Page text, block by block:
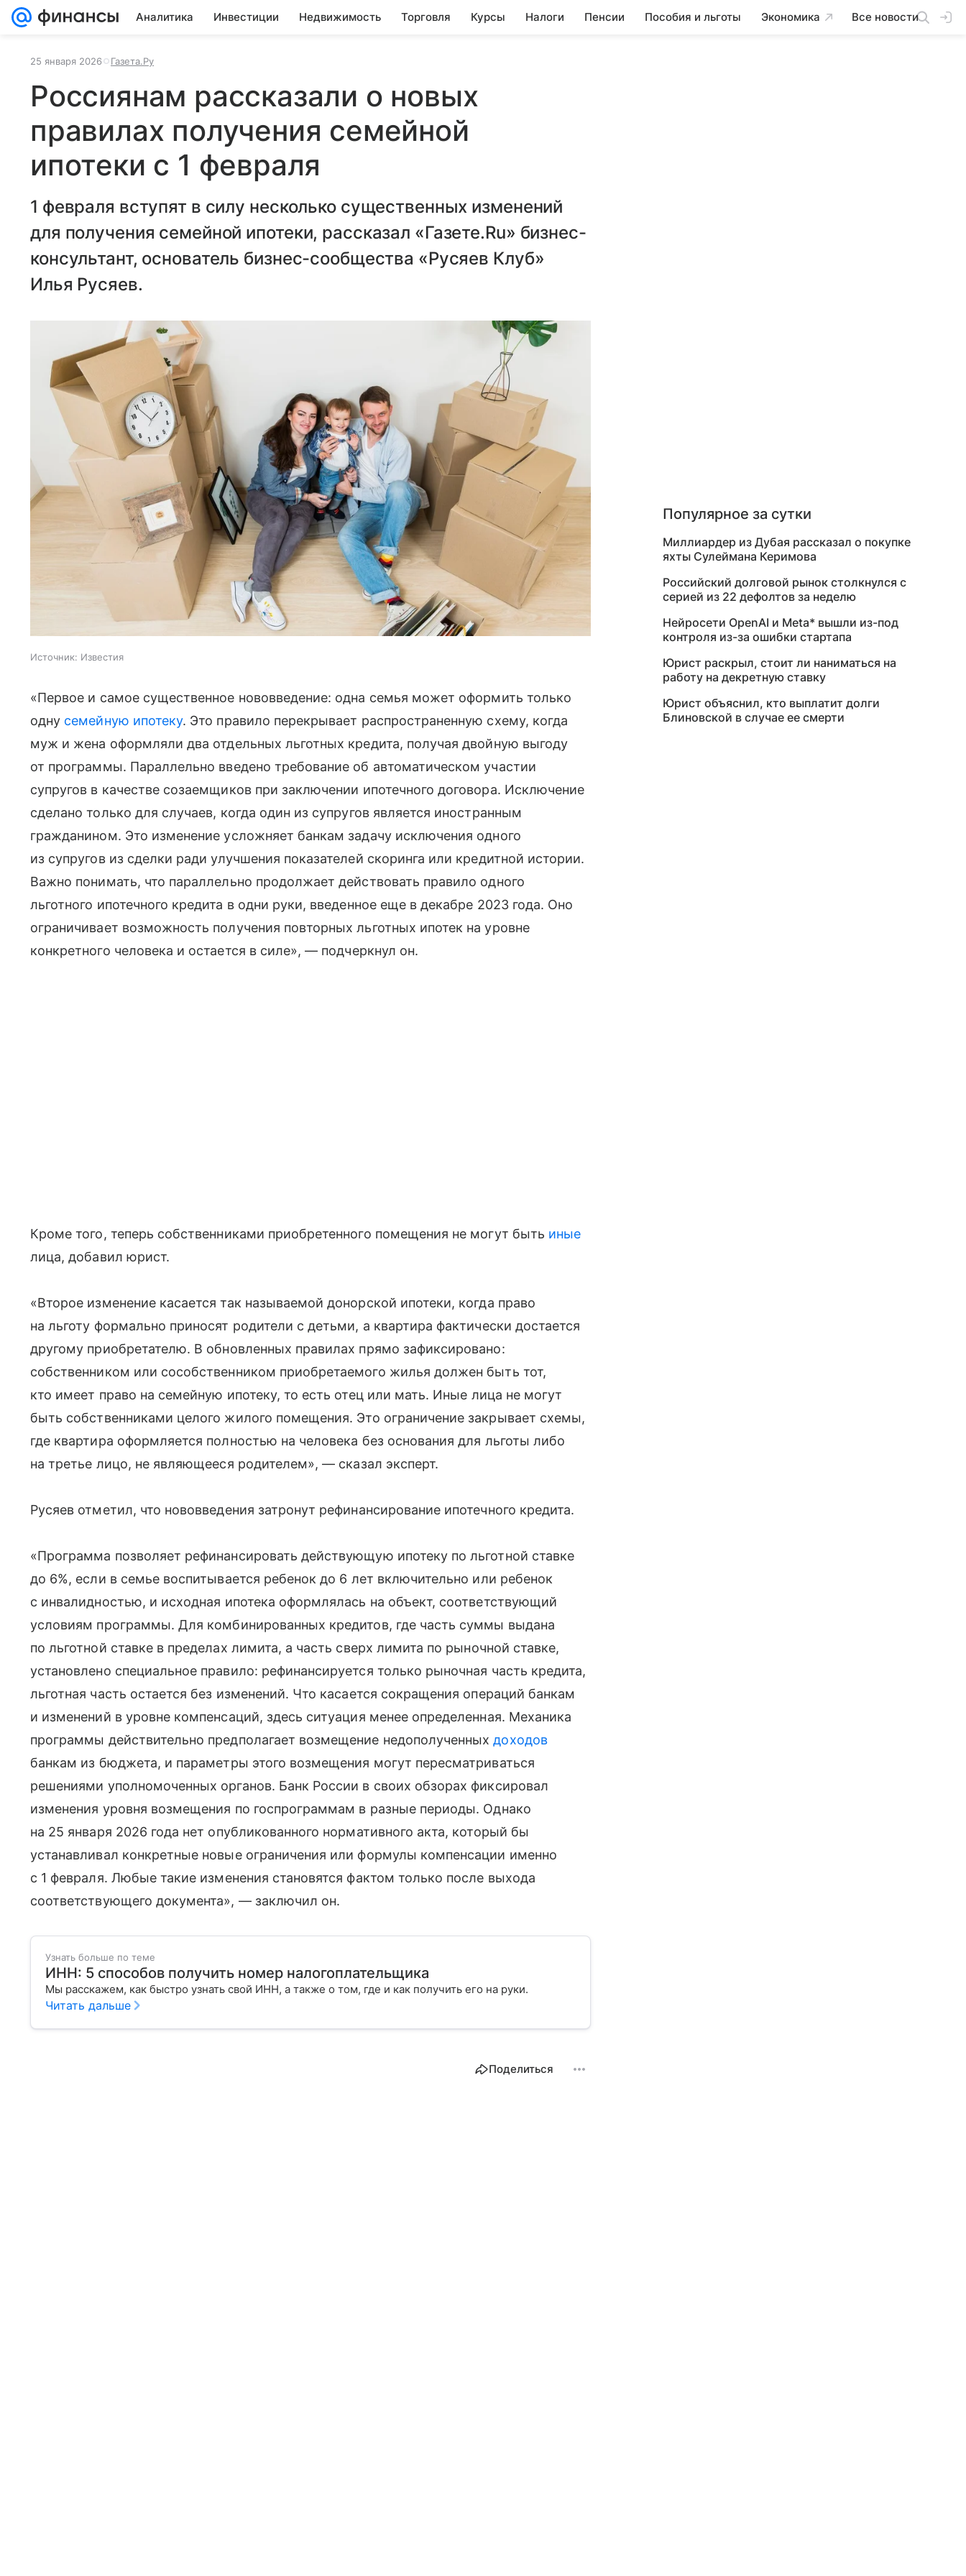
Аналитика Инвестиции Недвижимость Торговля Курсы Налоги Пенсии Пособия и льготы Экономика Все новости
25 января 2026 Газета.Ру
Россиянам рассказали о новых
правилах получения семейной
ипотеки с 1 февраля
1 февраля вступят в силу несколько существенных изменений
для получения семейной ипотеки, рассказал «Газете.Ru» бизнес-
консультант, основатель бизнес-сообщества «Русяев Клуб»
Илья Русяев.
Источник: Известия
«Первое и самое существенное нововведение: одна семья может оформить только
одну семейную ипотеку. Это правило перекрывает распространенную схему, когда
муж и жена оформляли два отдельных льготных кредита, получая двойную выгоду
от программы. Параллельно введено требование об автоматическом участии
супругов в качестве созаемщиков при заключении ипотечного договора. Исключение
сделано только для случаев, когда один из супругов является иностранным
гражданином. Это изменение усложняет банкам задачу исключения одного
из супругов из сделки ради улучшения показателей скоринга или кредитной истории.
Важно понимать, что параллельно продолжает действовать правило одного
льготного ипотечного кредита в одни руки, введенное еще в декабре 2023 года. Оно
ограничивает возможность получения повторных льготных ипотек на уровне
конкретного человека и остается в силе», — подчеркнул он.
Кроме того, теперь собственниками приобретенного помещения не могут быть иные
лица, добавил юрист.
«Второе изменение касается так называемой донорской ипотеки, когда право
на льготу формально приносят родители с детьми, а квартира фактически достается
другому приобретателю. В обновленных правилах прямо зафиксировано:
собственником или сособственником приобретаемого жилья должен быть тот,
кто имеет право на семейную ипотеку, то есть отец или мать. Иные лица не могут
быть собственниками целого жилого помещения. Это ограничение закрывает схемы,
где квартира оформляется полностью на человека без основания для льготы либо
на третье лицо, не являющееся родителем», — сказал эксперт.
Русяев отметил, что нововведения затронут рефинансирование ипотечного кредита.
«Программа позволяет рефинансировать действующую ипотеку по льготной ставке
до 6%, если в семье воспитывается ребенок до 6 лет включительно или ребенок
с инвалидностью, и исходная ипотека оформлялась на объект, соответствующий
условиям программы. Для комбинированных кредитов, где часть суммы выдана
по льготной ставке в пределах лимита, а часть сверх лимита по рыночной ставке,
установлено специальное правило: рефинансируется только рыночная часть кредита,
льготная часть остается без изменений. Что касается сокращения операций банкам
и изменений в уровне компенсаций, здесь ситуация менее определенная. Механика
программы действительно предполагает возмещение недополученныхдоходов
банкам из бюджета, и параметры этого возмещения могут пересматриваться
решениями уполномоченных органов. Банк России в своих обзорах фиксировал
изменения уровня возмещения по госпрограммам в разные периоды. Однако
на 25 января 2026 года нет опубликованного нормативного акта, который бы
устанавливал конкретные новые ограничения или формулы компенсации именно
с 1 февраля. Любые такие изменения становятся фактом только после выхода
соответствующего документа», — заключил он.
Узнать больше по теме
ИНН: 5 способов получить номер налогоплательщика
Мы расскажем, как быстро узнать свой ИНН, а также о том, где и как получить его на руки.
Читать дальше
Поделиться
Популярное за сутки
Миллиардер из Дубая рассказал о покупке
яхты Сулеймана Керимова
Российский долговой рынок столкнулся с
серией из 22 дефолтов за неделю
Нейросети OpenAI и Meta* вышли из-под
контроля из-за ошибки стартапа
Юрист раскрыл, стоит ли наниматься на
работу на декретную ставку
Юрист объяснил, кто выплатит долги
Блиновской в случае ее смерти